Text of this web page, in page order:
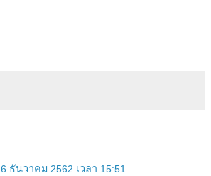
6 ธันวาคม 2562 เวลา 15:51